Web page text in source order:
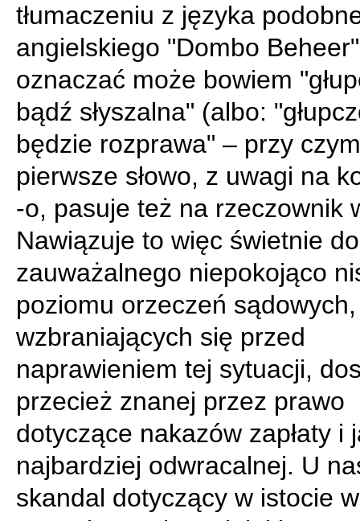
tłumaczeniu z języka
angielskiego "Dombo Beheer"
oznaczać może bowiem
bądź słyszalna" (albo:
będzie rozprawa" – przy
pierwsze słowo, z uwagi na
-o, pasuje też na rzeczownik
Nawiązuje to więc świetnie do
zauważalnego niepokojąco
poziomu orzeczeń
wzbraniających się przed
naprawieniem tej sytuacji,
przecież znanej przez prawo
dotyczące nakazów zapłaty i
najbardziej odwracalnej. U
skandal dotyczący w istocie